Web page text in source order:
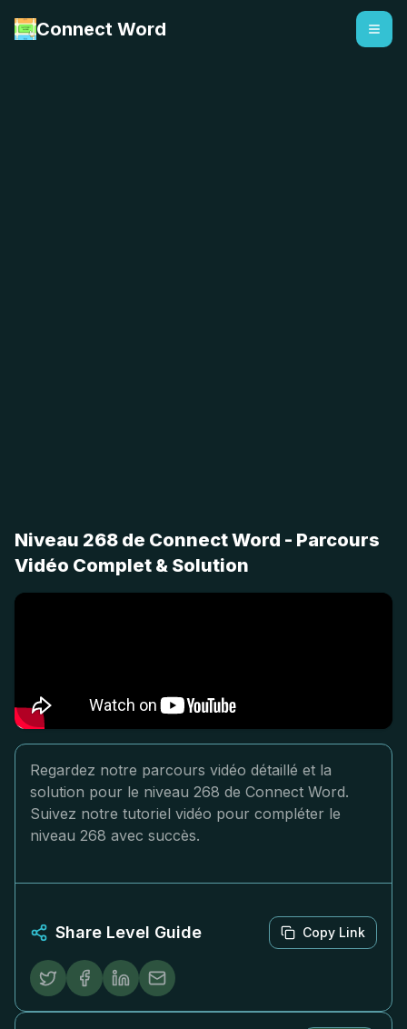
Connect Word
Niveau 268 de Connect Word - Parcours
Vidéo Complet & Solution
Regardez notre parcours vidéo détaillé et la
solution pour le niveau 268 de Connect Word.
Suivez notre tutoriel vidéo pour compléter le
niveau 268 avec succès.
Share Level Guide Copy Link